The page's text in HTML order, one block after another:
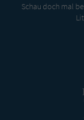
Schau doch mal